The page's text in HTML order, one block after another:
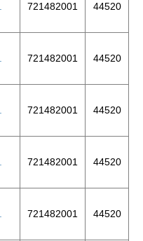
721482001 44520
721482001 44520
721482001 44520
721482001 44520
721482001 44520